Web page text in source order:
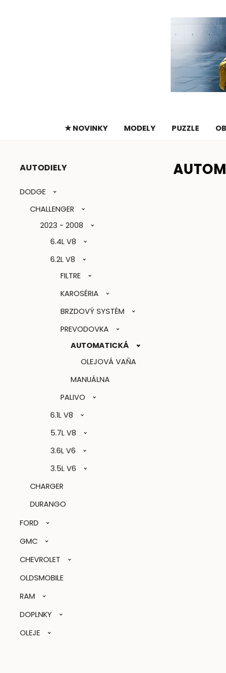
★ NOVINKY MODELY PUZZLE
AUTODIELY
DODGE
CHALLENGER
2023 - 2008
6.4L V8
6.2L V8
FILTRE
KAROSÉRIA
BRZDOVÝ SYSTÉM
PREVODOVKA
AUTOMATICKÁ
OLEJOVÁ VAŇA
MANUÁLNA
PALIVO
6.1L V8
5.7L V8
3.6L V6
3.5L V6
CHARGER
DURANGO
FORD
GMC
CHEVROLET
OLDSMOBILE
RAM
DOPLNKY
OLEJE